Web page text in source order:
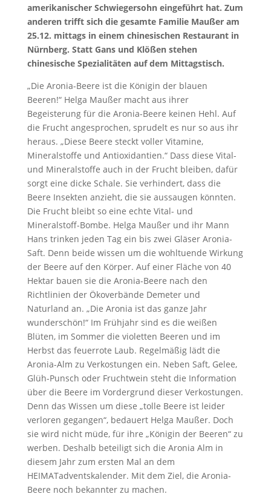
amerikanischer Schwiegersohn eingeführt hat. Zum
anderen trifft sich die gesamte Familie Maußer am
25.12. mittags in einem chinesischen Restaurant in
Nürnberg. Statt Gans und Klößen stehen
chinesische Spezialitäten auf dem Mittagstisch.
„Die Aronia-Beere ist die Königin der blauen
Beeren!“ Helga Maußer macht aus ihrer
Begeisterung für die Aronia-Beere keinen Hehl. Auf
die Frucht angesprochen, sprudelt es nur so aus ihr
heraus. „Diese Beere steckt voller Vitamine,
Mineralstoffe und Antioxidantien.“ Dass diese Vital-
und Mineralstoffe auch in der Frucht bleiben, dafür
sorgt eine dicke Schale. Sie verhindert, dass die
Beere Insekten anzieht, die sie aussaugen könnten.
Die Frucht bleibt so eine echte Vital- und
Mineralstoff-Bombe. Helga Maußer und ihr Mann
Hans trinken jeden Tag ein bis zwei Gläser Aronia-
Saft. Denn beide wissen um die wohltuende Wirkung
der Beere auf den Körper. Auf einer Fläche von 40
Hektar bauen sie die Aronia-Beere nach den
Richtlinien der Ökoverbände Demeter und
Naturland an. „Die Aronia ist das ganze Jahr
wunderschön!“ Im Frühjahr sind es die weißen
Blüten, im Sommer die violetten Beeren und im
Herbst das feuerrote Laub. Regelmäßig lädt die
Aronia-Alm zu Verkostungen ein. Neben Saft, Gelee,
Glüh-Punsch oder Fruchtwein steht die Information
über die Beere im Vordergrund dieser Verkostungen.
Denn das Wissen um diese „tolle Beere ist leider
verloren gegangen“, bedauert Helga Maußer. Doch
sie wird nicht müde, für ihre „Königin der Beeren“ zu
werben. Deshalb beteiligt sich die Aronia Alm in
diesem Jahr zum ersten Mal an dem
HEIMATadventskalender. Mit dem Ziel, die Aronia-
Beere noch bekannter zu machen.